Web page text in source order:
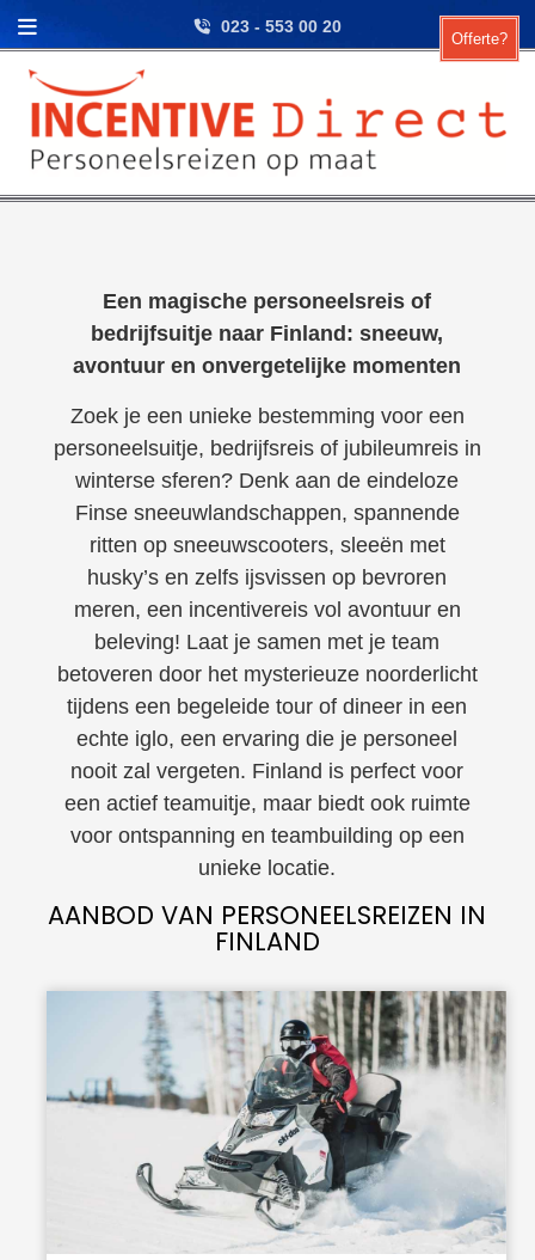
Skip to content 023 - 553 00 20
Offerte?
Een magische personeelsreis of
bedrijfsuitje naar Finland: sneeuw,
avontuur en onvergetelijke momenten
Zoek je een unieke bestemming voor een
personeelsuitje, bedrijfsreis of jubileumreis in
winterse sferen? Denk aan de eindeloze
Finse sneeuwlandschappen, spannende
ritten op sneeuwscooters, sleeën met
husky’s en zelfs ijsvissen op bevroren
meren, een incentivereis vol avontuur en
beleving! Laat je samen met je team
betoveren door het mysterieuze noorderlicht
tijdens een begeleide tour of dineer in een
echte iglo, een ervaring die je personeel
nooit zal vergeten. Finland is perfect voor
een actief teamuitje, maar biedt ook ruimte
voor ontspanning en teambuilding op een
unieke locatie.
AANBOD VAN PERSONEELSREIZEN IN
FINLAND